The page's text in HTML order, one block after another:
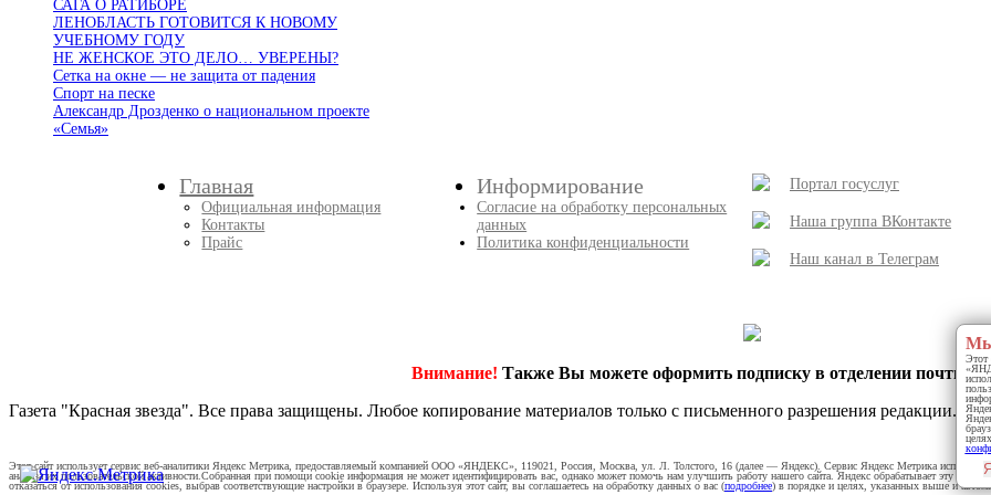
САГА О РАТИБОРЕ
ЛЕНОБЛАСТЬ ГОТОВИТСЯ К НОВОМУ
УЧЕБНОМУ ГОДУ
НЕ ЖЕНСКОЕ ЭТО ДЕЛО… УВЕРЕНЫ?
Сетка на окне — не защита от падения
Спорт на песке
Александр Дрозденко о национальном проекте
«Семья»
Главная
Официальная информация
Контакты
Прайс
Информирование
Согласие на обработку персональных
данных
Политика конфиденциальности
Портал госуслуг
Наша группа ВКонтакте
Наш канал в Телеграм
Внимание! Также Вы можете оформить подписку в отделении почты и
Газета "Красная звезда". Все права защищены. Любое копирование материалов только с письменного разрешения редакции.
Этот сайт использует сервис веб-аналитики Яндекс Метрика, предоставляемый компанией ООО «ЯНДЕКС», 119021, Россия, Москва, ул. Л. Толстого, 16 (далее — Яндекс). Сервис Яндекс Метрика
анализа их пользовательской активности.Собранная при помощи cookie информация не может идентифицировать вас, однако может помочь нам улучшить работу нашего сайта. Яндекс обрабатывает эту
отказаться от использования cookies, выбрав соответствующие настройки в браузере. Используя этот сайт, вы соглашаетесь на обработку данных о вас (подробнее) в порядке и целях, указанных выше и
Мы
Этот